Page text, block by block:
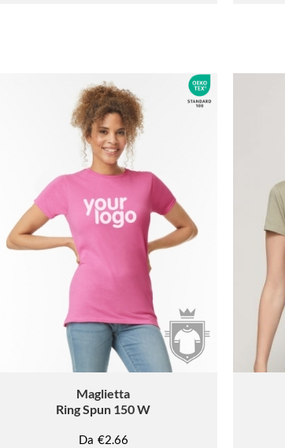
Maglietta
Ring Spun 150 W
Da €2.66